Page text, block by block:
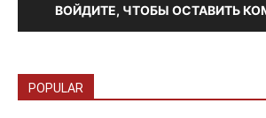
ВОЙДИТЕ, ЧТОБЫ ОСТАВИТЬ
POPULAR